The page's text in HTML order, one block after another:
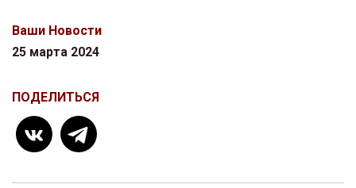
Ваши Новости
25 марта 2024
ПОДЕЛИТЬСЯ